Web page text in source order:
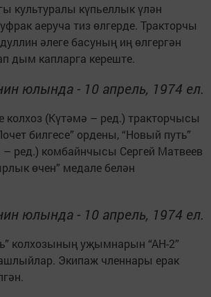
культуралы күпьеллык үлән
аеруча тиз өлгерде. Тракторчы
әлеге басуның иң өлгергән
дым капларга кереште.
юлында - 10 апрель, 1974 ел.
колхоз (Күтәмә – ред.) тракторчысы
билгесе” ордены, “Новый путь”
– ред.) комбайнчысы Сергей Матвеев
өчен” медале белән
юлында - 10 апрель, 1974 ел.
колхозының уҗымнарын “АН-2”
Экипаж членнары ерак